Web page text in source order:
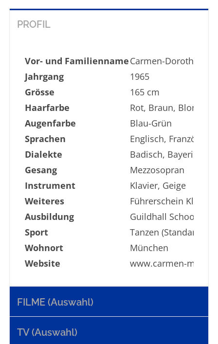
PROFIL
Vor- und FamiliennameCarmen-Dorothé
Jahrgang
1965
Grösse
165 cm
Haarfarbe
Rot, Braun, Blond
Augenfarbe
Blau-Grün
Sprachen
Englisch,
Dialekte
Badisch, Bayerisch
Gesang
Mezzosopran
Instrument
Klavier, Geige
Weiteres
Führerschein Klasse
Ausbildung
Guildhall School of
Sport
Tanzen (Standard &
Wohnort
München
Website
www.carmen-
FILME (Auswahl)
TV (Auswahl)